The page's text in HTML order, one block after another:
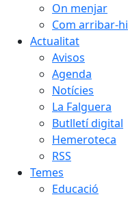
On menjar
Com arribar-hi
Actualitat
Avisos
Agenda
Notícies
La Falguera
Butlletí digital
Hemeroteca
RSS
Temes
Educació